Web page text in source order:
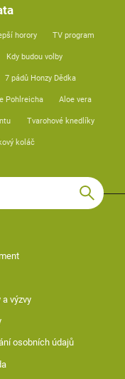
horory TV program
Kdy budou volby
7 pádů Honzy Dědka
Pohlreicha Aloe vera
Tvarohové knedlíky
koláč
a výzvy
osobních údajů